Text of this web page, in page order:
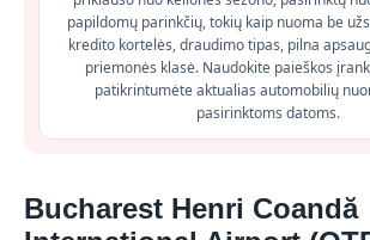
papildomų parinkčių, tokių kaip nuoma be
kredito kortelės, draudimo tipas, pilna
priemonės klasė. Naudokite paieškos
patikrintumėte aktualias automobilių
pasirinktoms datoms.
Bucharest Henri Coandă